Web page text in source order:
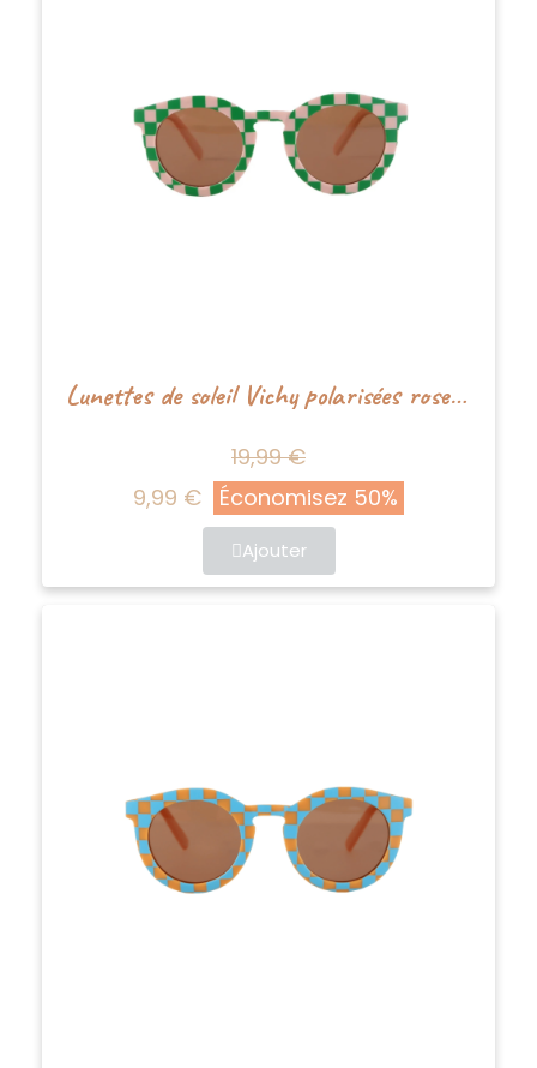
Lunettes de soleil Vichy polarisées rose - Nenina&Co
19,99 €
9,99 €
Économisez 50%
Ajouter